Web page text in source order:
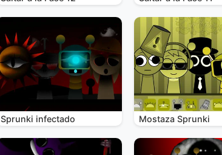
Sprunki infectado Mostaza Sprunki